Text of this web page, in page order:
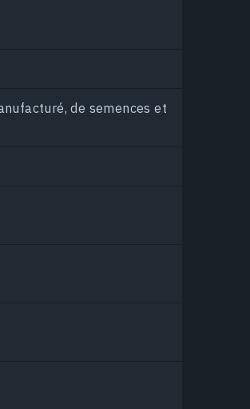
de semences et